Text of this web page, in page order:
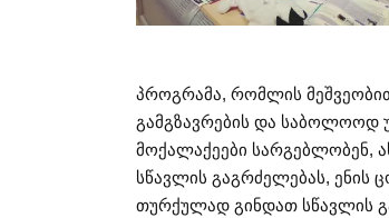
პროგრამა, რომლის
გამგზავრების და საბოლოოდ
მოქალაქეები სარგებლობენ,
სწავლის გაგრძელებას, ენის
თურქულად გინდათ სწავლის